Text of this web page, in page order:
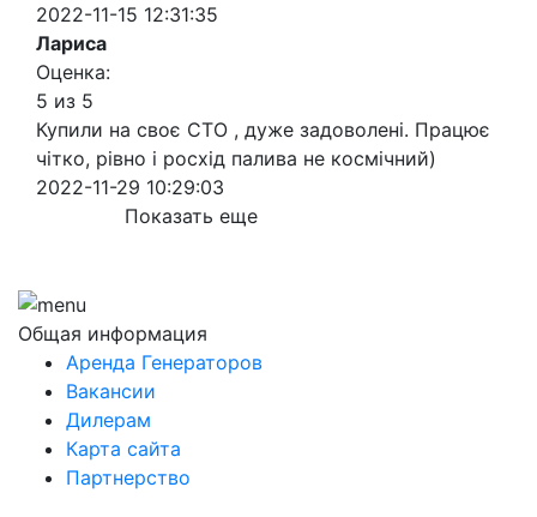
2022-11-15 12:31:35
Лариса
Оценка:
5 из 5
Купили на своє СТО , дуже задоволені. Працює
чітко, рівно і росхід палива не космічний)
2022-11-29 10:29:03
Показать еще
Общая информация
Аренда Генераторов
Вакансии
Дилерам
Карта сайта
Партнерство